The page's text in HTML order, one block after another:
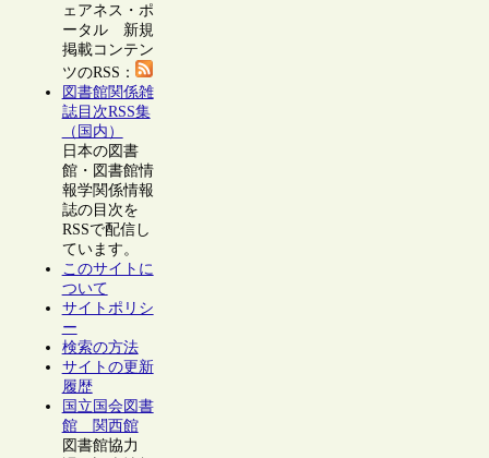
ェアネス・ポ
ータル 新規
掲載コンテン
ツのRSS：
図書館関係雑
誌目次RSS集
（国内）
日本の図書
館・図書館情
報学関係情報
誌の目次を
RSSで配信し
ています。
このサイトに
ついて
サイトポリシ
ー
検索の方法
サイトの更新
履歴
国立国会図書
館 関西館
図書館協力